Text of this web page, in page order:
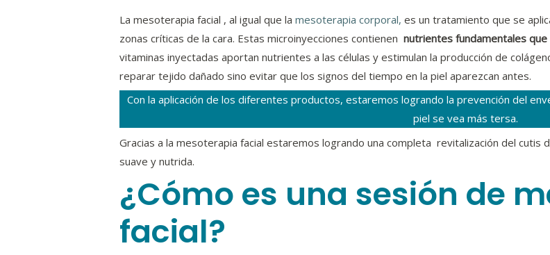
La mesoterapia facial , al igual que lamesoterapia corporal, es un tratamiento que se
zonas críticas de la cara. Estas microinyecciones contienen nutrientes fundamentales
vitaminas inyectadas aportan nutrientes a las células y estimulan la producción de
reparar tejido dañado sino evitar que los signos del tiempo en la piel aparezcan antes.
Con la aplicación de los diferentes productos, estaremos logrando la prevención del
piel se vea más tersa.
Gracias a la mesoterapia facial estaremos logrando una completa revitalización del cutis
suave y nutrida.
¿Cómo es una sesión de
facial?